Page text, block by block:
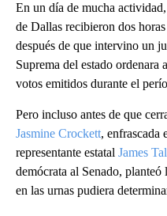
En un día de mucha
de Dallas recibieron dos
después de que intervino un
Suprema del estado ordenara
votos emitidos durante el
Pero incluso antes de que
Jasmine Crockett, enfrascada
representante estatal James
demócrata al Senado,
en las urnas pudiera